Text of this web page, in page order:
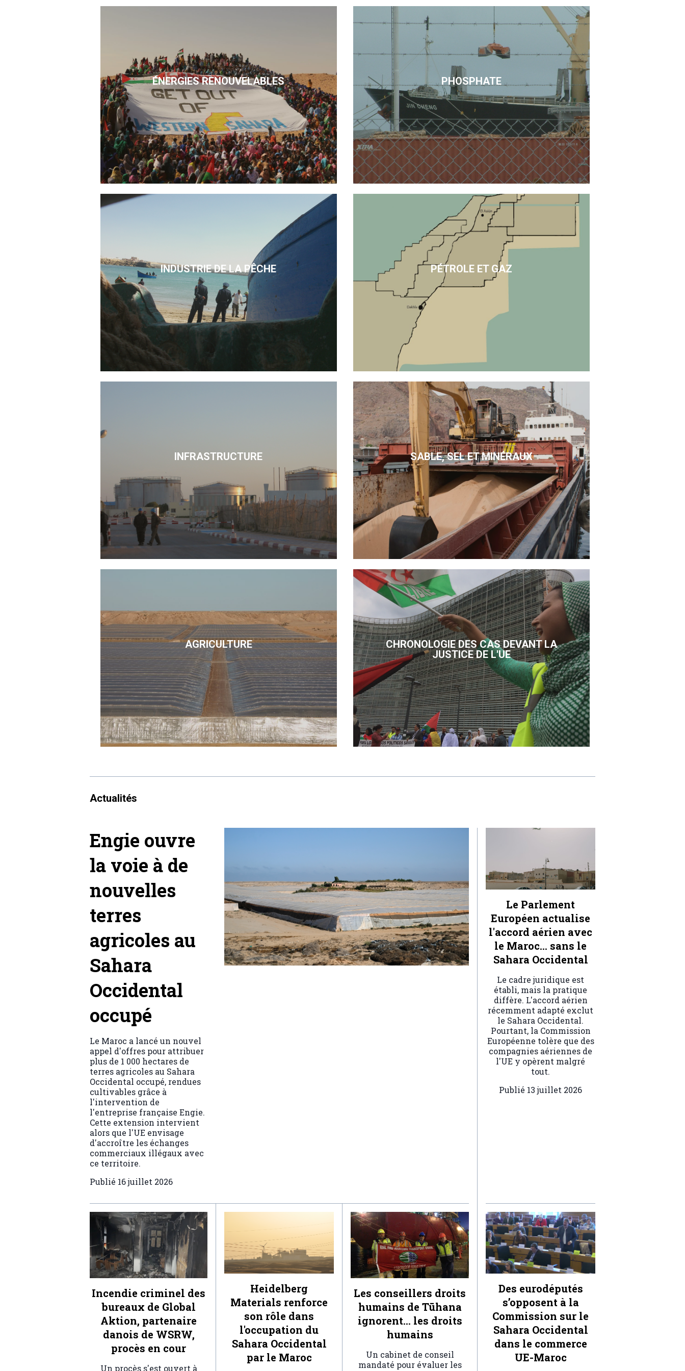
ÉNERGIES RENOUVELABLES PHOSPHATE
INDUSTRIE DE LA PÊCHE PÉTROLE ET GAZ
INFRASTRUCTURE SABLE, SEL ET MINÉRAUX
AGRICULTURE
CHRONOLOGIE DES CAS DEVANT LA
JUSTICE DE L'UE
Actualités
Engie ouvre
la voie à de
nouvelles
terres
agricoles au
Sahara
Occidental
occupé
Le Maroc a lancé un nouvel
appel d'offres pour attribuer
plus de 1 000 hectares de
terres agricoles au Sahara
Occidental occupé, rendues
cultivables grâce à
l'intervention de
l'entreprise française Engie.
Cette extension intervient
alors que l'UE envisage
d'accroître les échanges
commerciaux illégaux avec
ce territoire.
Publié 16 juillet 2026
Le Parlement
Européen actualise
l'accord aérien avec
le Maroc… sans le
Sahara Occidental
Le cadre juridique est
établi, mais la pratique
diffère. L'accord aérien
récemment adapté exclut
le Sahara Occidental.
Pourtant, la Commission
Européenne tolère que des
compagnies aériennes de
l'UE y opèrent malgré
tout.
Publié 13 juillet 2026
Incendie criminel des
bureaux de Global
Aktion, partenaire
danois de WSRW,
procès en cour
Un procès s'est ouvert à
Heidelberg
Materials renforce
son rôle dans
l'occupation du
Sahara Occidental
par le Maroc
Les conseillers droits
humains de Tūhana
ignorent… les droits
humains
Un cabinet de conseil
mandaté pour évaluer les
Des eurodéputés
s’opposent à la
Commission sur le
Sahara Occidental
dans le commerce
UE-Maroc